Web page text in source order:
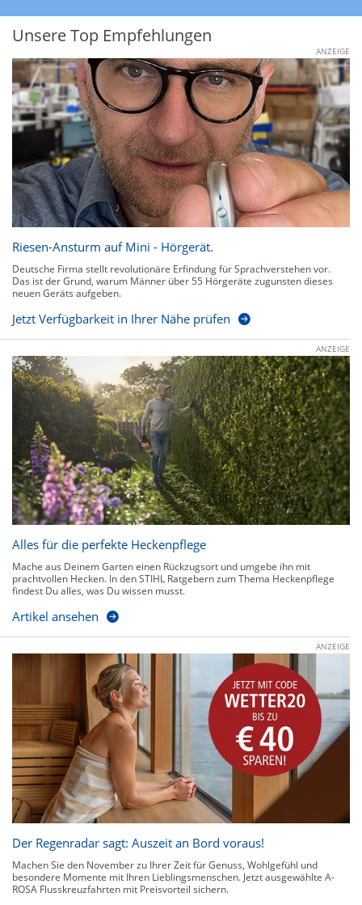
Unsere Top Empfehlungen
ANZEIGE
Riesen-Ansturm auf Mini - Hörgerät.
Deutsche Firma stellt revolutionäre Erfindung für Sprachverstehen vor.
Das ist der Grund, warum Männer über 55 Hörgeräte zugunsten dieses
neuen Geräts aufgeben.
Jetzt Verfügbarkeit in Ihrer Nähe prüfen
ANZEIGE
Alles für die perfekte Heckenpflege
Mache aus Deinem Garten einen Rückzugsort und umgebe ihn mit
prachtvollen Hecken. In den STIHL Ratgebern zum Thema Heckenpflege
findest Du alles, was Du wissen musst.
Artikel ansehen
ANZEIGE
Der Regenradar sagt: Auszeit an Bord voraus!
Machen Sie den November zu Ihrer Zeit für Genuss, Wohlgefühl und
besondere Momente mit Ihren Lieblingsmenschen. Jetzt ausgewählte A-
ROSA Flusskreuzfahrten mit Preisvorteil sichern.